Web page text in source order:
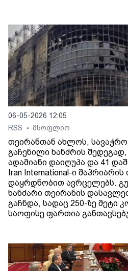
06-05-2026 12:05
RSS
• მსოფლიო
თეირანთან ახლოს,
გაჩენილი ხანძრის
ადამიანი დაიღუპა და 41
Iran International-ი
დაყრდნობით ავრცელებს.
ხანძარი თეირანის
გაჩნდა, სადაც 250-ზე მეტი
საოფისე ფართია